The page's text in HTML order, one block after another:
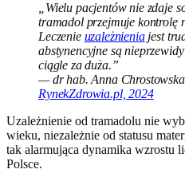
„Wielu pacjentów nie zdaje
tramadol przejmuje kontrolę
Leczenie uzależnieniajest
abstynencyjne są
ciągle za duża.”
— dr hab. Anna
RynekZdrowia.pl, 2024
Uzależnienie od tramadolu nie
wieku, niezależnie od statusu
tak alarmująca dynamika wzrostu
Polsce.